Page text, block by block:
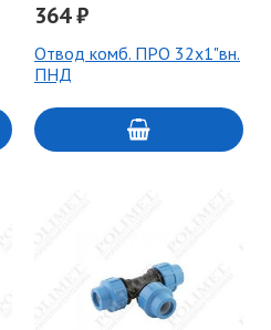
364 ₽
Отвод комб. ПРО 32х1"вн.
ПНД